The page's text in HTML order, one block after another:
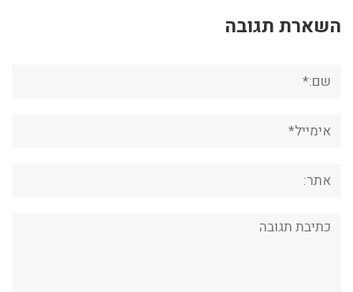
השארת תגובה
תגובה: